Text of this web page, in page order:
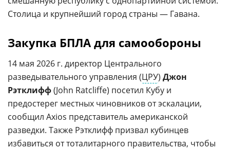
Столица и крупнейший город страны — Гавана.
Закупка БПЛА для самообороны
14 мая 2026 г. директор Центрального
разведывательного управления (ЦРУ) Джон
Рэтклифф(John Ratcliffe) посетил Кубу и
предостерег местных чиновников от эскалации,
сообщил Axios представитель американской
разведки. Также Рэтклифф призвал кубинцев
избавиться от тоталитарного правительства, чтобы